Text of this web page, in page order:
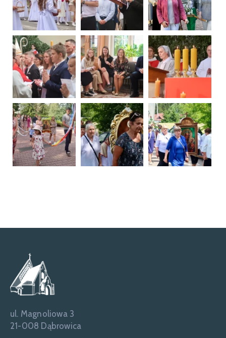
ul. Magnoliowa 3
21-008 Dąbrowica